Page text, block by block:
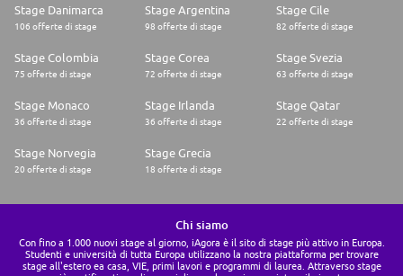
Stage Danimarca
106 offerte di stage
Stage Argentina
98 offerte di stage
Stage Cile
82 offerte di stage
Stage Colombia
75 offerte di stage
Stage Corea
72 offerte di stage
Stage Svezia
63 offerte di stage
Stage Monaco
36 offerte di stage
Stage Irlanda
36 offerte di stage
Stage Qatar
22 offerte di stage
Stage Norvegia
20 offerte di stage
Stage Grecia
18 offerte di stage
Chi siamo
Con fino a 1.000 nuovi stage al giorno, iAgora è il sito di stage più attivo in Europa.
Studenti e università di tutta Europa utilizzano la nostra piattaforma per trovare
stage all'estero ea casa, VIE, primi lavori e programmi di laurea. Attraverso stage